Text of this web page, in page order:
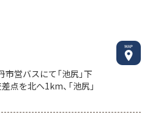
市営バスにて「池尻」下
点を北へ1km、「池尻」